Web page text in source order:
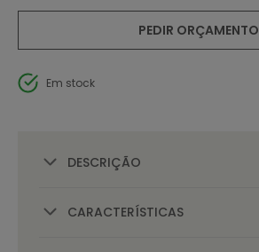
PEDIR ORÇAMENTO
Em stock
DESCRIÇÃO
CARACTERÍSTICAS